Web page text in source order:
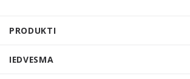
PRODUKTI
IEDVESMA